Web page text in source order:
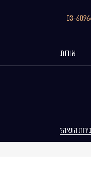
03-
אודות
הונאה?